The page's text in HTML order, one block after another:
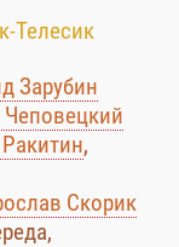
Телесик
Зарубин
,
Скорик